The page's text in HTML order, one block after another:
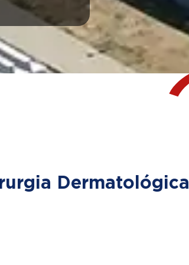
Dermatológica